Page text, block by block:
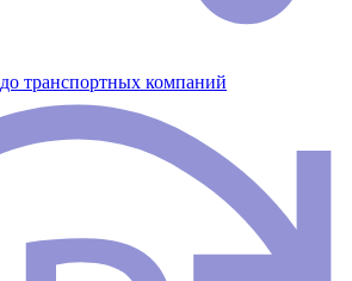
транспортных компаний